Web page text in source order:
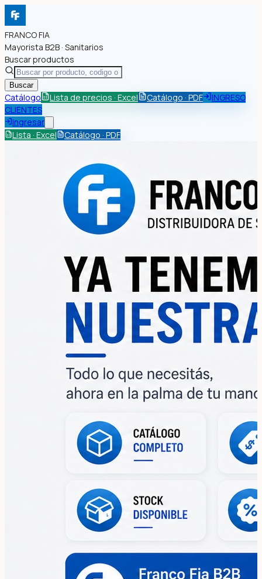
FRANCO FIA
Mayorista B2B · Sanitarios
Buscar productos
Buscar
Catálogo Lista de precios · Excel Catálogo · PDF
INGRESO
CLIENTES
Ingresar
Lista · Excel
Catálogo · PDF